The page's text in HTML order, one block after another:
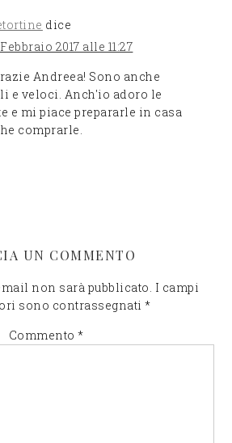
dice
2017 alle 11:27
Andreea! Sono anche
e veloci. Anch'io adoro le
e mi piace prepararle in casa
comprarle.
UN COMMENTO
non sarà pubblicato. I campi
sono contrassegnati*
Commento *